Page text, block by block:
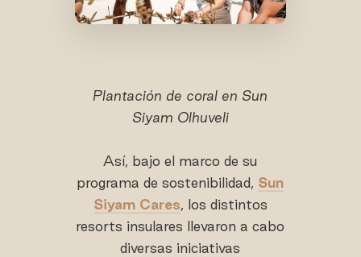
Plantación de coral en Sun
Siyam Olhuveli
Así, bajo el marco de su
programa de sostenibilidad, Sun
Siyam Cares, los distintos
resorts insulares llevaron a cabo
diversas iniciativas